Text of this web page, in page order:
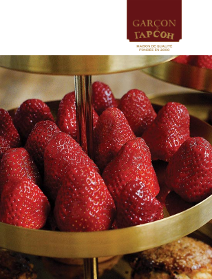
ГЛАВНАЯ
БИСТРО ГАРСОН
ПРОИЗВОДСТВО
МЕНЮ
Сэндвичи и роллы
Торты и пирожные Чай
Пироги и кексы Хлеб
Печенье и сладости Несладкая
Сладкая выпечка Завтраки